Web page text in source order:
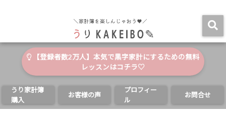
【登録者数2万人】本気で黒字家計にするための無料
レッスンはコチラ♡
うり家計簿
購入
お客様の声
プロフィー
ル
お問合せ